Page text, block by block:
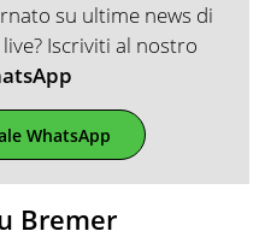
su ultime news di
Iscriviti al nostro
WhatsApp
Bremer